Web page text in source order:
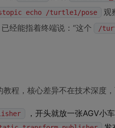
echo /turtle1/pose
观
经能指着终端说：“这个 /
程，核心差异不在技术深度
，开头就放一张AGV小